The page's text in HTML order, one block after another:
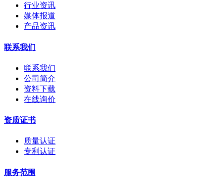
行业资讯
媒体报道
产品资讯
联系我们
联系我们
公司简介
资料下载
在线询价
资质证书
质量认证
专利认证
服务范围